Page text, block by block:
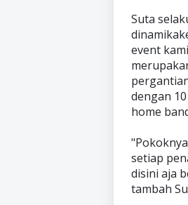
Suta
event
dengan
home
setiap
disini aja
tambah